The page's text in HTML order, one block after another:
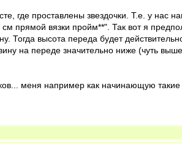
где проставлены звездочки. Т.е. у нас
прямой вязки пройм**". Так вот я
высота переда будет действительно
на переде значительно ниже (чуть
меня например как начинающую